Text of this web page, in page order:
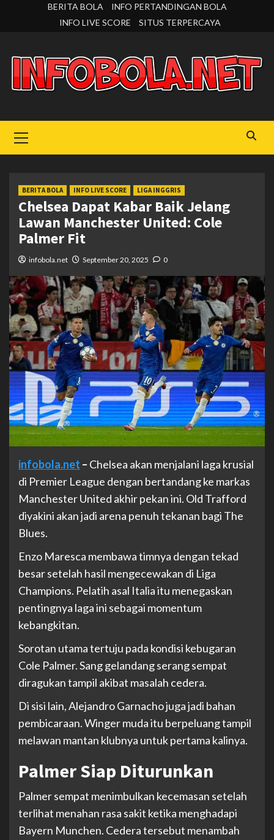
BERITA BOLA
INFO PERTANDINGAN BOLA
INFO LIVE SCORE
SITUS TERPERCAYA
Menu
BERITA BOLA INFO LIVE SCORE LIGA INGGRIS
Chelsea Dapat Kabar Baik Jelang
Lawan Manchester United: Cole
Palmer Fit
infobola.net September 20, 2025 0
infobola.net – Chelsea akan menjalani laga krusial
di Premier League dengan bertandang ke markas
Manchester United akhir pekan ini. Old Trafford
diyakini akan jadi arena penuh tekanan bagi The
Blues.
Enzo Maresca membawa timnya dengan tekad
besar setelah hasil mengecewakan di Liga
Champions. Pelatih asal Italia itu menegaskan
pentingnya laga ini sebagai momentum
kebangkitan.
Sorotan utama tertuju pada kondisi kebugaran
Cole Palmer. Sang gelandang serang sempat
diragukan tampil akibat masalah cedera.
Di sisi lain, Alejandro Garnacho juga jadi bahan
pembicaraan. Winger muda itu berpeluang tampil
melawan mantan klubnya untuk pertama kalinya.
Palmer Siap Diturunkan
Palmer sempat menimbulkan kecemasan setelah
terlihat menahan rasa sakit ketika menghadapi
Bayern Munchen. Cedera tersebut menambah